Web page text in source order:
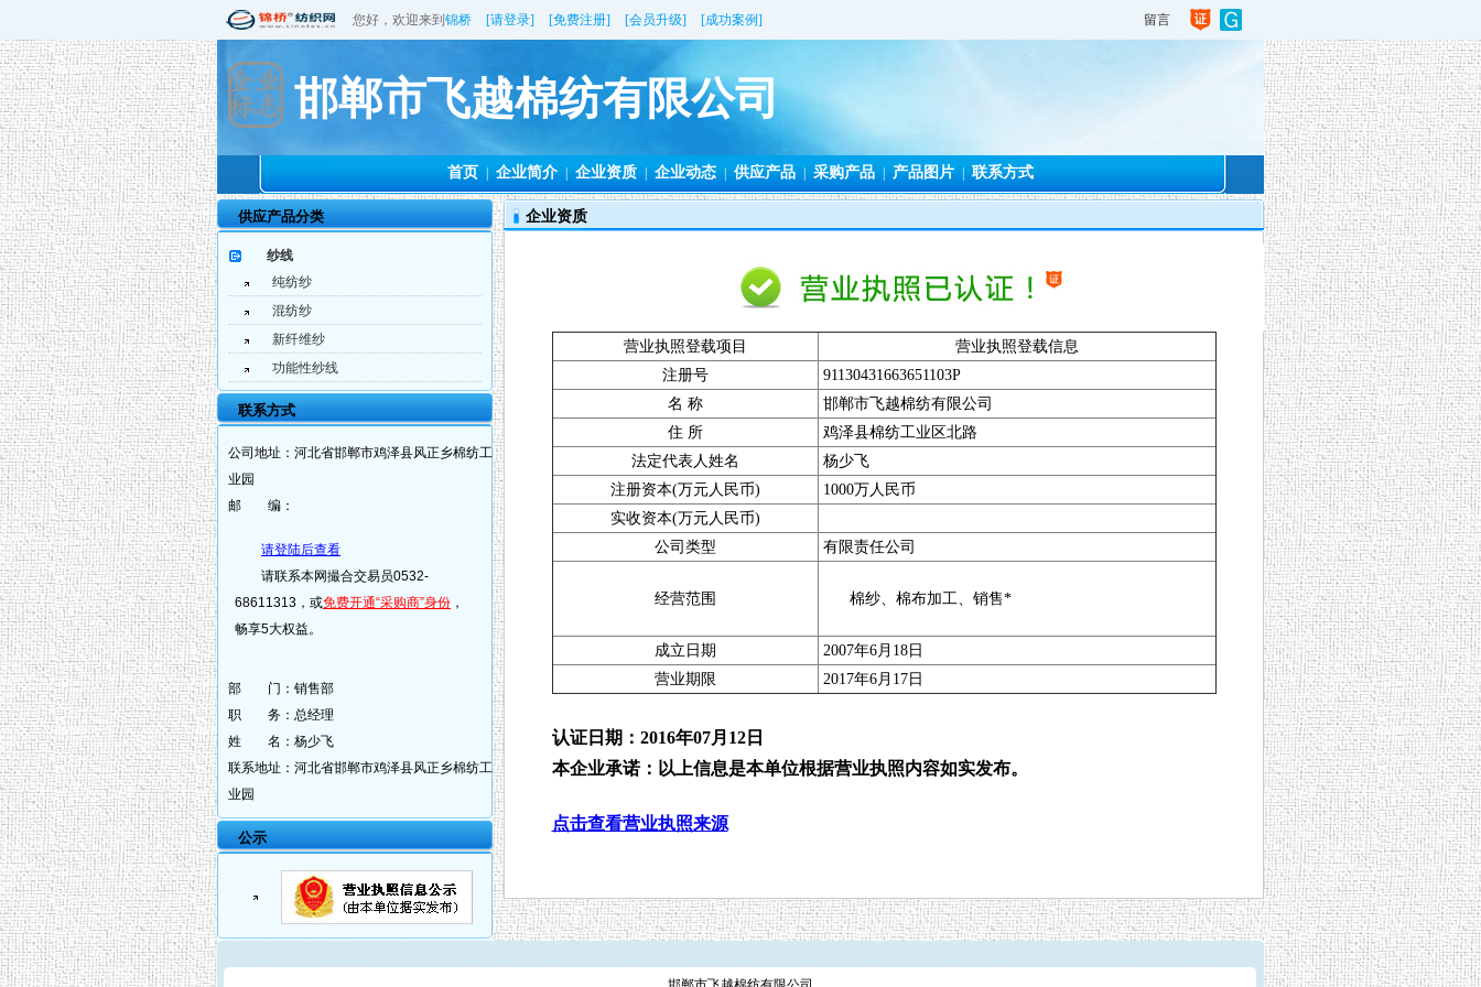
您好，欢迎来到 锦桥 [请登录] [免费注册] [会员升级] [成功案例] 留言
邯郸市飞越棉纺有限公司
首页 企业简介 企业资质 企业动态 供应产品 采购产品 产品图片 联系方式
供应产品分类
纱线
纯纺纱
混纺纱
新纤维纱
功能性纱线
联系方式
公司地址： 河北省邯郸市鸡泽县风正乡棉纺工
业园
邮 编：
请登陆后查看
请联系本网撮合交易员0532-
68611313，或免费开通“采购商”身份 ，
畅享5大权益。
部 门： 销售部
职 务： 总经理
姓 名： 杨少飞
联系地址： 河北省邯郸市鸡泽县风正乡棉纺工
业园
公示
企业资质
营业执照登载项目
营业执照登载信息
注册号
91130431663651103P
名 称
邯郸市飞越棉纺有限公司
住 所
鸡泽县棉纺工业区北路
法定代表人姓名
杨少飞
注册资本(万元人民币)
1000万人民币
实收资本(万元人民币)
公司类型
有限责任公司
经营范围 棉纱、棉布加工、销售*
成立日期
2007年6月18日
营业期限
2017年6月17日
认证日期：2016年07月12日
本企业承诺：以上信息是本单位根据营业执照内容如实发布。
点击查看营业执照来源